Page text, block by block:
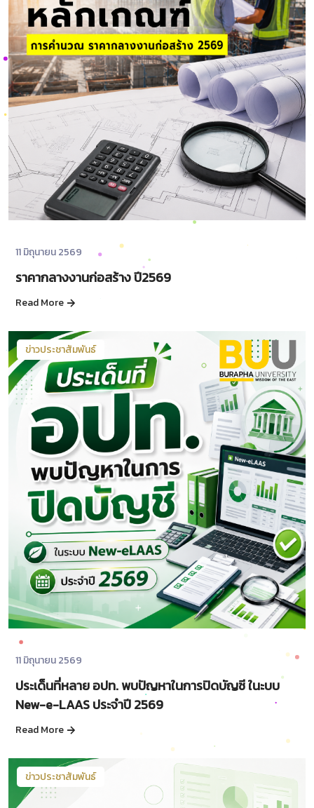
11 มิถุนายน 2569
ราคากลางงานก่อสร้าง ปี2569
Read More
ข่าวประชาสัมพันธ์
11 มิถุนายน 2569
ประเด็นที่หลาย อปท. พบปัญหาในการปิดบัญชี ในะบบ
New-e-LAAS ประจำปี 2569
Read More
ข่าวประชาสัมพันธ์